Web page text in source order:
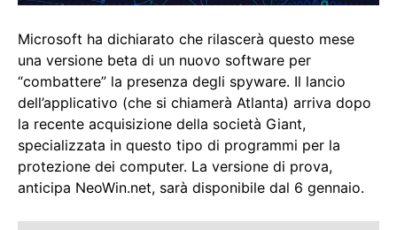
Microsoft ha dichiarato che rilascerà questo mese
una versione beta di un nuovo software per
“combattere” la presenza degli spyware. Il lancio
dell’applicativo (che si chiamerà Atlanta) arriva dopo
la recente acquisizione della società Giant,
specializzata in questo tipo di programmi per la
protezione dei computer. La versione di prova,
anticipa NeoWin.net, sarà disponibile dal 6 gennaio.